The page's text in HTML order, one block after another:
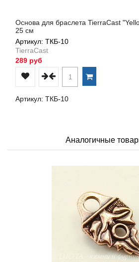
Основа для браслета TierraCast
25 см
Артикул: ТКБ-10
TierraCast
289 руб
Артикул: ТКБ-10
Аналогичные